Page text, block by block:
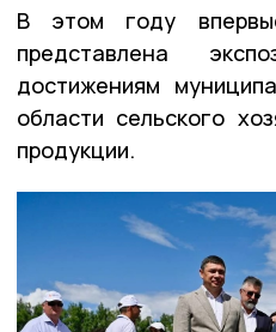
В этом году
представлена
достижениям
области сельского
продукции.